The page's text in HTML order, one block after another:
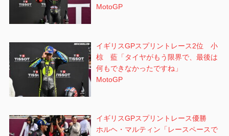
MotoGP
イギリスGPスプリントレース2位 小
椋 藍「タイヤがもう限界で、最後は
何もできなかったですね」
MotoGP
イギリスGPスプリントレース優勝
ホルヘ・マルティン「レースペースで